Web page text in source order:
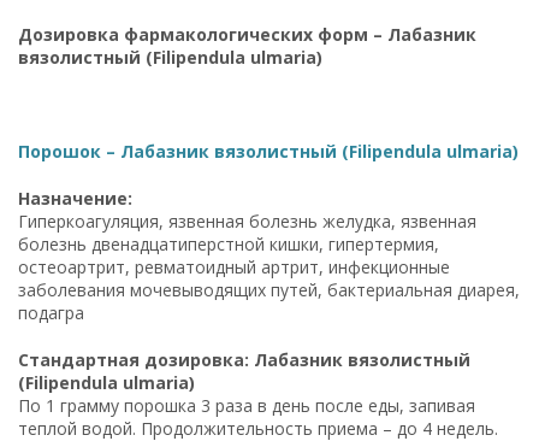
Дозировка фармакологических форм – Лабазник
вязолистный (Filipendula ulmaria)
Порошок – Лабазник вязолистный (Filipendula ulmaria)
Назначение:
Гиперкоагуляция, язвенная болезнь желудка, язвенная
болезнь двенадцатиперстной кишки, гипертермия,
остеоартрит, ревматоидный артрит, инфекционные
заболевания мочевыводящих путей, бактериальная диарея,
подагра
Стандартная дозировка: Лабазник вязолистный
(Filipendula ulmaria)
По 1 грамму порошка 3 раза в день после еды, запивая
теплой водой. Продолжительность приема – до 4 недель.